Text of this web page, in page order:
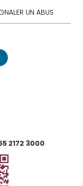
UN ABUS
2172 3000